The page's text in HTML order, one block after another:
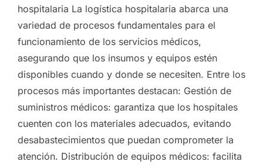
hospitalaria La logística hospitalaria abarca una
variedad de procesos fundamentales para el
funcionamiento de los servicios médicos,
asegurando que los insumos y equipos estén
disponibles cuando y donde se necesiten. Entre los
procesos más importantes destacan: Gestión de
suministros médicos: garantiza que los hospitales
cuenten con los materiales adecuados, evitando
desabastecimientos que puedan comprometer la
atención. Distribución de equipos médicos: facilita